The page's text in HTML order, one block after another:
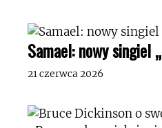
Samael: nowy singiel
21 czerwca 2026